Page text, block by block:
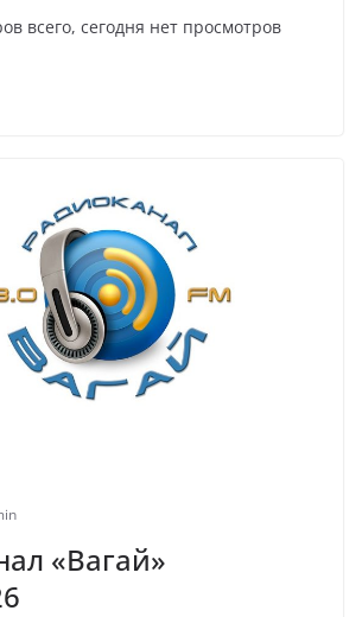
всего, сегодня нет просмотров
«Вагай»